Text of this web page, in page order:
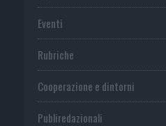
Eventi
Rubriche
Cooperazione e dintorni
Publiredazionali